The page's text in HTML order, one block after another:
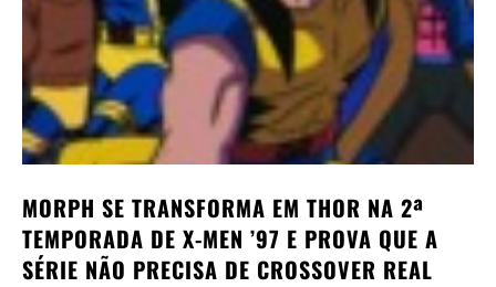
MORPH SE TRANSFORMA EM THOR NA 2ª
TEMPORADA DE X-MEN ’97 E PROVA QUE A
SÉRIE NÃO PRECISA DE CROSSOVER REAL